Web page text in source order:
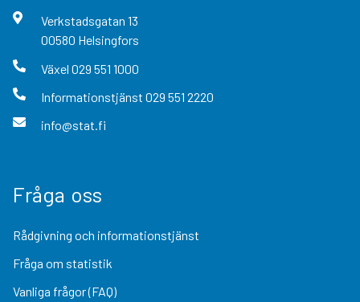
Verkstadsgatan 13
00580 Helsingfors
Växel 029 551 1000
Informationstjänst 029 551 2220
info@stat.fi
Fråga oss
Rådgivning och informationstjänst
Fråga om statistik
Vanliga frågor (FAQ)